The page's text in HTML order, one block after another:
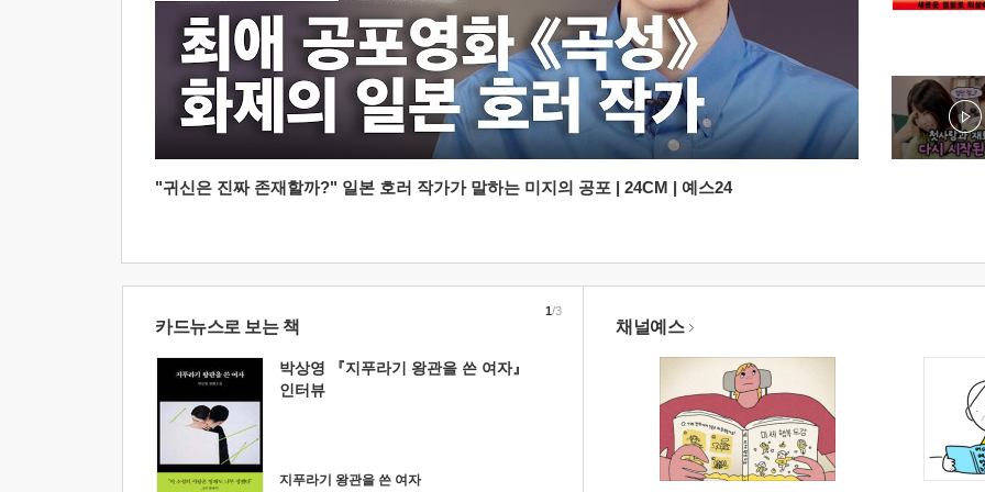
"귀신은 진짜 존재할까?" 일본 호러 작가가 말하는 미지의 공포 | 24CM | 예스24
카드뉴스로 보는 책
박상영 『지푸라기 왕관을 쓴 여자』
인터뷰
지푸라기 왕관을 쓴 여자
1/3
채널예스